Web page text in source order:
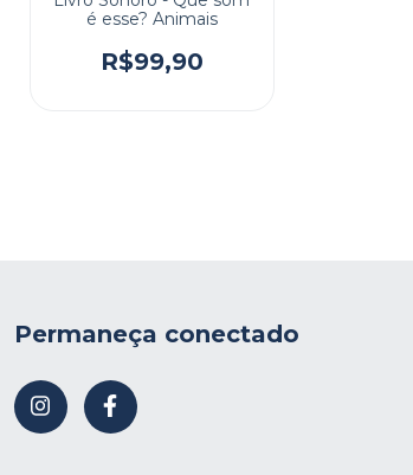
é esse? Animais
R$99,90
Permaneça conectado